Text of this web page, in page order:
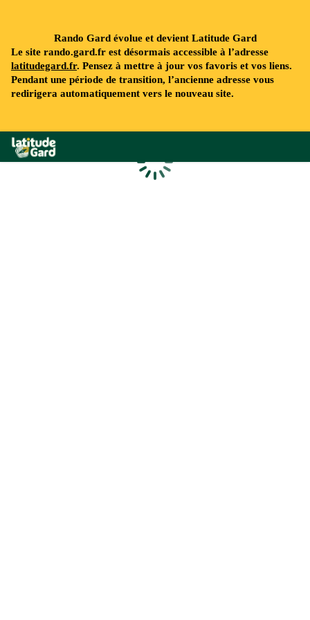
Rando Gard évolue et devient Latitude Gard
Le site rando.gard.fr est désormais accessible à l’adresse
latitudegard.fr. Pensez à mettre à jour vos favoris et vos liens.
Pendant une période de transition, l’ancienne adresse vous
redirigera automatiquement vers le nouveau site.
Rando Gard
Chargement